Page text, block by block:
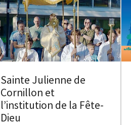
Sainte Julienne de
Cornillon et
l’institution de la Fête-
Dieu